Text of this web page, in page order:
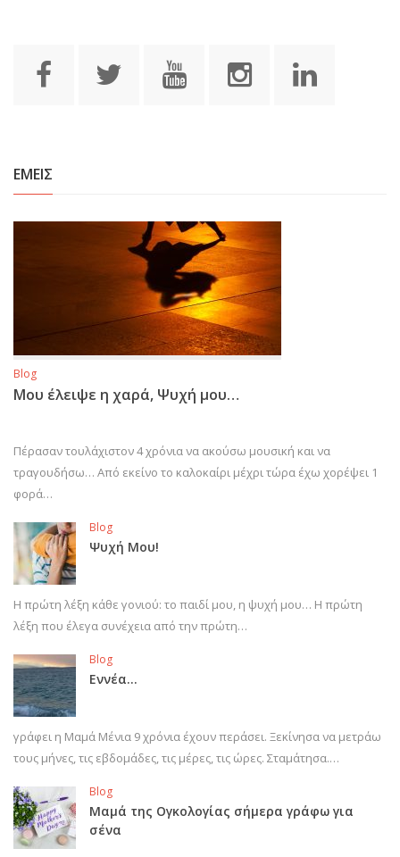
ΕΜΕΙΣ
Blog
Μου έλειψε η χαρά, Ψυχή μου…
Πέρασαν τουλάχιστον 4 χρόνια να ακούσω μουσική και να
τραγουδήσω… Από εκείνο το καλοκαίρι μέχρι τώρα έχω χορέψει 1
φορά…
Blog
Ψυχή Μου!
Η πρώτη λέξη κάθε γονιού: το παιδί μου, η ψυχή μου… Η πρώτη
λέξη που έλεγα συνέχεια από την πρώτη…
Blog
Εννέα…
γράφει η Μαμά Μένια 9 χρόνια έχουν περάσει. Ξεκίνησα να μετράω
τους μήνες, τις εβδομάδες, τις μέρες, τις ώρες. Σταμάτησα.…
Blog
Μαμά της Ογκολογίας σήμερα γράφω για
σένα